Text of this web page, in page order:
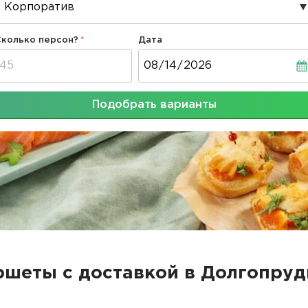
персон? Дата
Подобрать варианты
с доставкой в